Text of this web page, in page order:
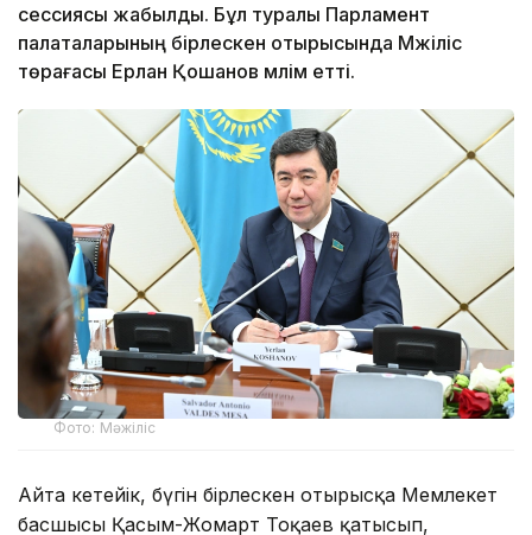
сессиясы жабылды. Бұл туралы Парламент
палаталарының бірлескен отырысында Мәжіліс
төрағасы Ерлан Қошанов мәлім етті.
Фото: Мәжіліс
Айта кетейік, бүгін бірлескен отырысқа Мемлекет
басшысы Қасым-Жомарт Тоқаев қатысып,